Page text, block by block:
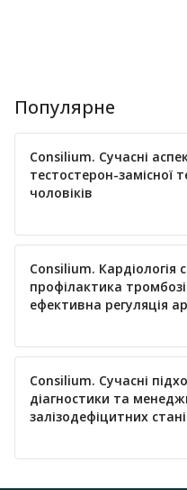
Популярне
Consilium. Сучасні
тестостерон-замісної
чоловіків
Consilium. Кардіологія
профілактика
ефективна регуляція
Consilium. Сучасні
діагностики та
залізодефіцитних